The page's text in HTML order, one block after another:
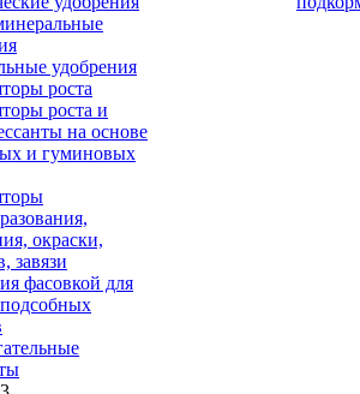
удобрения
роста
роста и
на основе
и гуминовых
окраски,
завязи
фасовкой для